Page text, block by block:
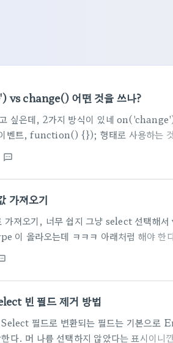
change() 어떤 것을 쓰나?
고 싶은데, 2가지 방식이 있네
벤트, function() {}); 형태로 사용하는 것
과 click() on("click") 과 click()
다. on("click")은 동적으로 가능하고
Pexels에서 Karo..
textsms
가져오기
져오기, 너무 쉽지 그냥 select 선택해
이 올라오는데 ㅋㅋㅋ 아래처럼 해야
questions/10659097/jquery-get-
Option From Dropdown
option, but this time it
빈 필드 제거 방법
Select 필드로 변환되는 필드는 기본으
다. 머 나름 선택하지 않았다는 표시이니